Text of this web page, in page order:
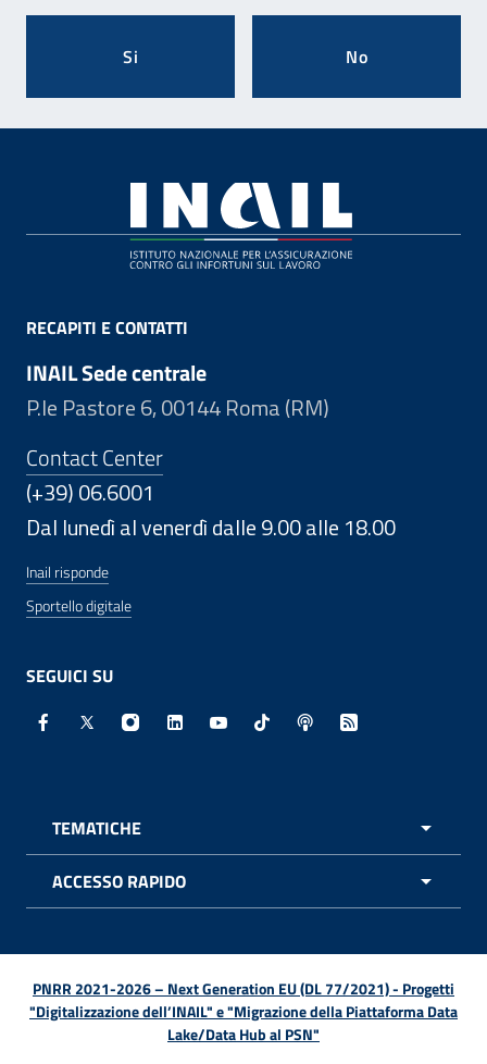
Si No
RECAPITI E CONTATTI
INAIL Sede centrale
P.le Pastore 6, 00144 Roma (RM)
Contact Center
(+39) 06.6001
Dal lunedì al venerdì dalle 9.00 alle 18.00
Inail risponde
Sportello digitale
SEGUICI SU
Facebook - Sito esterno - Apertura in nuova finestra
X - Sito esterno - Apertura in nuova finestra
Instagram - Sito esterno - Apertura in
Linkedin - Sito esterno - Apertura in
Youtube - Sito esterno -
TikTok - Sito esterno -
Spreaker - Sito
Feed RSS -
TEMATICHE
ACCESSO RAPIDO
PNRR 2021-2026 – Next Generation EU (DL 77/2021) - Progetti
"Digitalizzazione dell’INAIL" e "Migrazione della Piattaforma Data
Lake/Data Hub al PSN"